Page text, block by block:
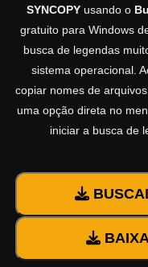
SYNCOPY usando o
gratuito para Windows
busca de legendas
sistema operacional.
copiar nomes de
uma opção direta no
iniciar a busca de